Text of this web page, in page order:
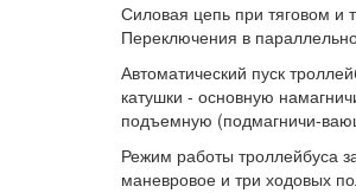
Силовая цепь при тяговом и
Переключения в
Автоматический пуск
катушки - основную
подъемную (подмагничи-
Режим работы троллейбуса
маневровое и три ходовых